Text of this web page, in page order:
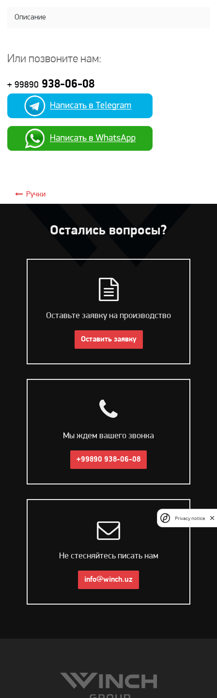
Описание
Или позвоните нам:
+ 99890 938-06-08
Ручки
Остались вопросы?
Оставьте заявку на производство
Оставить заявку
Мы ждем вашего звонка
+99890 938-06-08
Не стесняйтесь писать нам
info@winch.uz
Privacy notice